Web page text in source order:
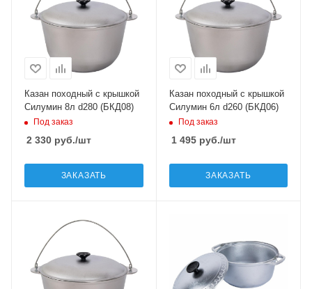
Казан походный с крышкой
Силумин 8л d280 (БКД08)
Под заказ
2 330 руб./шт
ЗАКАЗАТЬ
Казан походный с крышкой
Силумин 6л d260 (БКД06)
Под заказ
1 495руб./шт
ЗАКАЗАТЬ